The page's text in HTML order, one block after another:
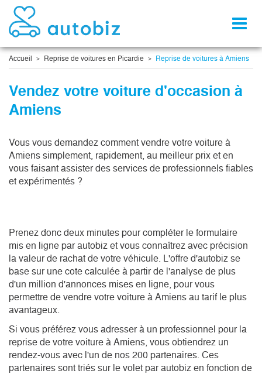
Accueil Reprise de voitures en Picardie Reprise de voitures à Amiens
Vendez votre voiture d'occasion à
Amiens
Vous vous demandez comment vendre votre voiture à
Amiens simplement, rapidement, au meilleur prix et en
vous faisant assister des services de professionnels fiables
et expérimentés ?
Prenez donc deux minutes pour compléter le formulaire
mis en ligne par autobiz et vous connaîtrez avec précision
la valeur de rachat de votre véhicule. L'offre d'autobiz se
base sur une cote calculée à partir de l'analyse de plus
d'un million d'annonces mises en ligne, pour vous
permettre de vendre votre voiture à Amiens au tarif le plus
avantageux.
Si vous préférez vous adresser à un professionnel pour la
reprise de votre voiture à Amiens, vous obtiendrez un
rendez-vous avec l'un de nos 200 partenaires. Ces
partenaires sont triés sur le volet par autobiz en fonction de